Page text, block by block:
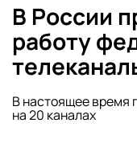
В России
работу
В настоящее время
на 20 каналах